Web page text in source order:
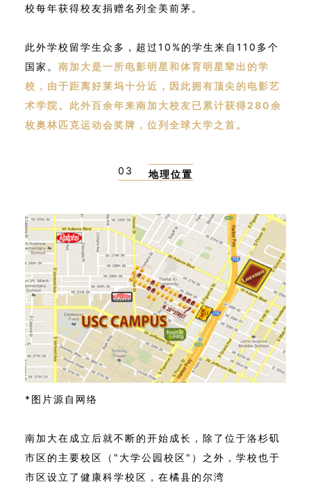
校每年获得校友捐赠名列全美前茅。
此外学校留学生众多，超过10%的学生来自110多个
国家。 南加大是一所电影明星和体育明星辈出的学
校，由于距离好莱坞十分近，因此拥有顶尖的电影艺
术学院。此外百余年来南加大校友已累计获得280余
枚奥林匹克运动会奖牌，位列全球大学之首。
03 地理位置
*图片源自网络
南加大在成立后就不断的开始成长，除了位于洛杉矶
市区的主要校区（"大学公园校区"）之外，学校也于
市区设立了健康科学校区，在橘县的尔湾